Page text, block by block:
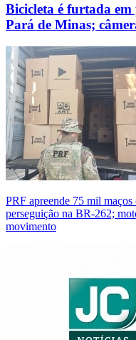
Bicicleta é furtada
Pará de Minas;
PRF apreende 75 mil maços
perseguição na BR-262;
movimento